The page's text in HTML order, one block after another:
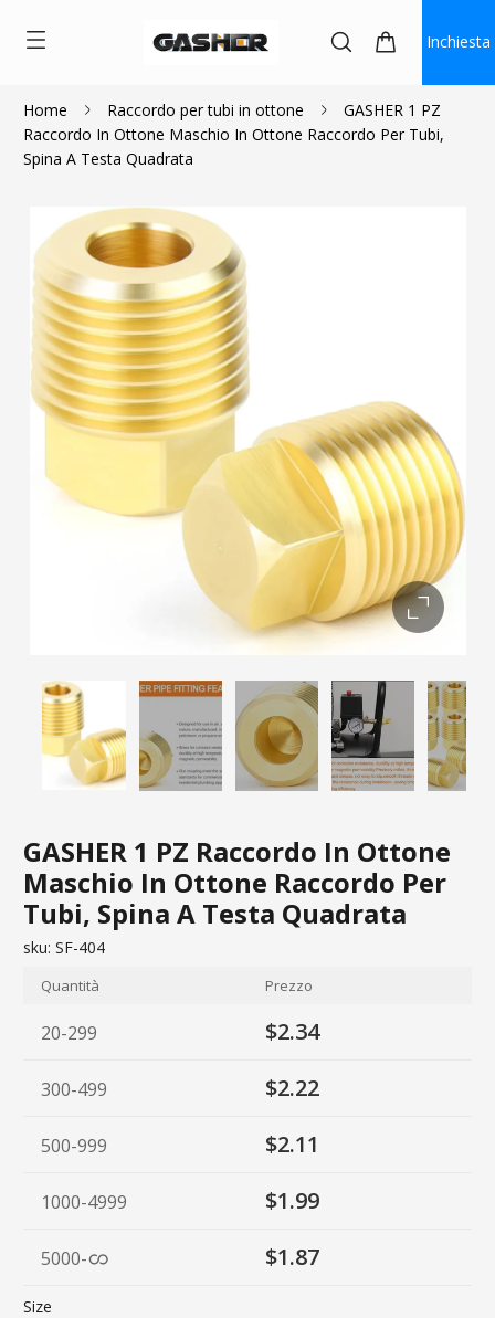
Inchiesta
Home Raccordo per tubi in ottone
GASHER 1 PZ
Raccordo In Ottone Maschio In Ottone Raccordo Per Tubi,
Spina A Testa Quadrata
GASHER 1 PZ Raccordo In Ottone
Maschio In Ottone Raccordo Per
Tubi, Spina A Testa Quadrata
$2.34
sku: SF-404
Quantità Prezzo
20-299 $2.34
300-499 $2.22
500-999 $2.11
1000-4999 $1.99
5000- $1.87
Size